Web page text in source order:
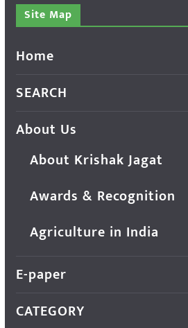
Site Map
Home
SEARCH
About Us
About Krishak Jagat
Awards & Recognition
Agriculture in India
E-paper
CATEGORY